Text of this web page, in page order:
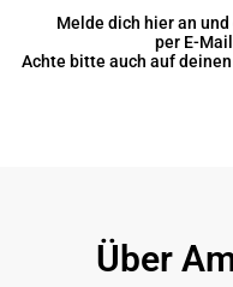
Melde dich hier an
per E-
Achte bitte auch auf
Über